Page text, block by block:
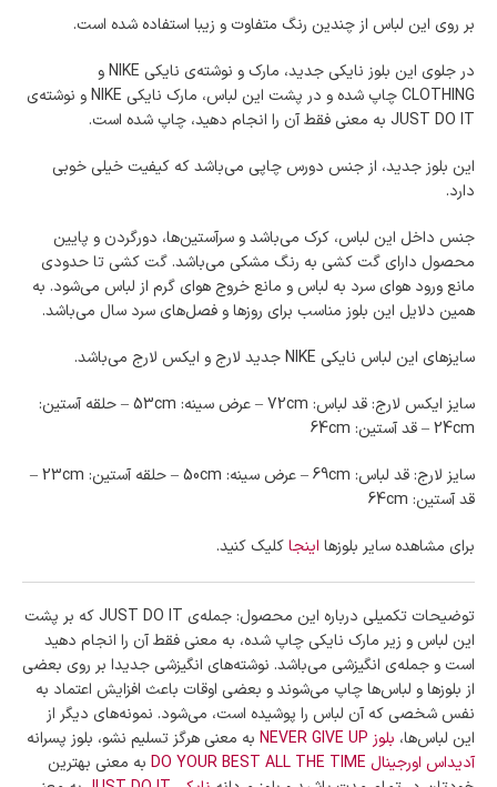
گارانتی معتبر برای تمامی محصولات ارائه می‌شود.
بر روی این لباس از چندین رنگ متفاوت و زیبا استفاده شده است.
در جلوی این بلوز نایکی جدید، مارک و نوشته‌ی نایکی NIKE و
CLOTHING چاپ شده و در پشت این لباس، مارک نایکی NIKE و نوشته‌ی
JUST DO IT به معنی فقط آن را انجام دهید، چاپ شده است.
این بلوز جدید، از جنس دورس چاپی می‌باشد که کیفیت خیلی خوبی
دارد.
جنس داخل این لباس، کرک می‌باشد و سرآستین‌ها، دورگردن و پایین
محصول دارای گت کشی به رنگ مشکی می‌باشد. گت کشی تا حدودی
مانع ورود هوای سرد به لباس و مانع خروج هوای گرم از لباس می‌شود. به
همین دلایل این بلوز مناسب برای روزها و فصل‌های سرد سال می‌باشد.
سایزهای این لباس نایکی NIKE جدید‌ لارج و ایکس لارج می‌باشد.
سایز ایکس لارج: قد لباس: 72cm – عرض سینه: 53cm – حلقه آستین:
24cm – قد آستین: 64cm
سایز لارج: قد لباس: 69cm – عرض سینه: 50cm – حلقه آستین: 23cm –
قد آستین: 64cm
برای مشاهده سایر بلوزها اینجاکلیک کنید.
توضیحات تکمیلی درباره این محصول: جمله‌ی JUST DO IT که بر پشت
این لباس و زیر مارک نایکی چاپ شده، به معنی فقط آن را انجام دهید
است و جمله‌ی انگیزشی می‌باشد. نوشته‌های انگیزشی جدیدا بر روی بعضی
از بلوزها و لباس‌ها چاپ می‌شوند و بعضی اوقات باعث افزایش اعتماد به
نفس شخصی که آن لباس را پوشیده است، می‌شود. نمونه‌های دیگر از
این لباس‌ها، بلوز NEVER GIVE UP
به معنی هرگز تسلیم نشو، بلوز پسرانه
آدیداس اورجینال DO YOUR BEST ALL THE TIME
به معنی بهترین